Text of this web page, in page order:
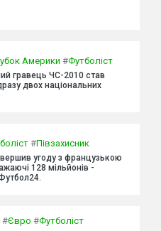
Америки #Футболіст
гравець ЧС-2010 став
двох національних
#Півзахисник
угоду з французькою
128 мільйонів -
#Євро #Футболіст